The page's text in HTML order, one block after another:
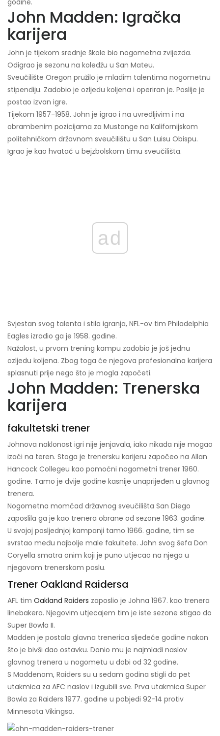
godine.
John Madden: Igračka
karijera
John je tijekom srednje škole bio nogometna zvijezda.
Odigrao je sezonu na koledžu u San Mateu.
Sveučilište Oregon pružilo je mladim talentima nogometnu
stipendiju. Zadobio je ozljedu koljena i operiran je. Poslije je
postao izvan igre.
Tijekom 1957-1958. John je igrao i na uvredljivim i na
obrambenim pozicijama za Mustange na Kalifornijskom
politehničkom državnom sveučilištu u San Luisu Obispu.
Igrao je kao hvatač u bejzbolskom timu sveučilišta.
ad
Svjestan svog talenta i stila igranja, NFL-ov tim Philadelphia
Eagles izradio ga je 1958. godine.
Nažalost, u prvom trening kampu zadobio je još jednu
ozljedu koljena. Zbog toga će njegova profesionalna karijera
splasnuti prije nego što je mogla započeti.
John Madden: Trenerska
karijera
fakultetski trener
Johnova naklonost igri nije jenjavala, iako nikada nije mogao
izaći na teren. Stoga je trenersku karijeru započeo na Allan
Hancock Collegeu kao pomoćni nogometni trener 1960.
godine. Tamo je dvije godine kasnije unaprijeđen u glavnog
trenera.
Nogometna momčad državnog sveučilišta San Diego
zaposlila ga je kao trenera obrane od sezone 1963. godine.
U svojoj posljednjoj kampanji tamo 1966. godine, tim se
svrstao među najbolje male fakultete. John svog šefa Don
Coryella smatra onim koji je puno utjecao na njega u
njegovom trenerskom poslu.
Trener Oakland Raidersa
AFL tim Oakland Raiders zaposlio je Johna 1967. kao trenera
linebakera. Njegovim utjecajem tim je iste sezone stigao do
Super Bowla II.
Madden je postala glavna trenerica sljedeće godine nakon
što je bivši dao ostavku. Donio mu je najmlađi naslov
glavnog trenera u nogometu u dobi od 32 godine.
S Maddenom, Raiders su u sedam godina stigli do pet
utakmica za AFC naslov i izgubili sve. Prva utakmica Super
Bowla za Raiders 1977. godine u pobjedi 92-14 protiv
Minnesota Vikingsa.